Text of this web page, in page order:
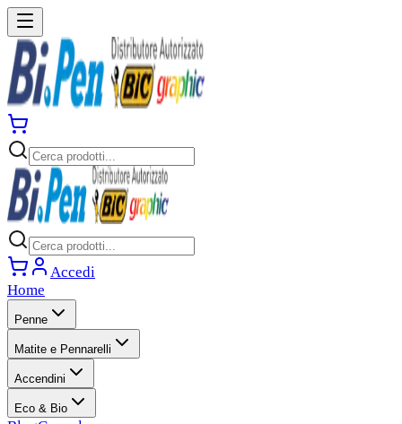
Accedi
Home
Penne
Matite e Pennarelli
Accendini
Eco & Bio